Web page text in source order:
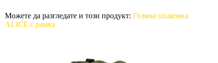
Можете да разгледате и този продукт: Голяма опаковка
ALICE с рамка